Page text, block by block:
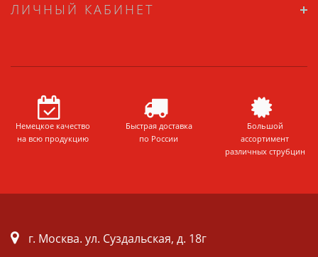
ЛИЧНЫЙ КАБИНЕТ
Немецкое качество
на всю продукцию
Быстрая доставка
по России
Большой
ассортимент
различных струбцин
г. Москва. ул. Суздальская, д. 18г